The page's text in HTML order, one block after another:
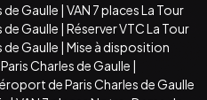
Gaulle | VAN 7 places La Tour
Gaulle | Réserver VTC La Tour
Gaulle | Mise à disposition
Charles de Gaulle |
de Paris Charles de Gaulle